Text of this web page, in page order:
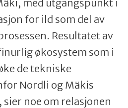
med utgangspunkt i
for ild som del av
Resultatet av
økosystem som i
de tekniske
Nordli og Mäkis
noe om relasjonen